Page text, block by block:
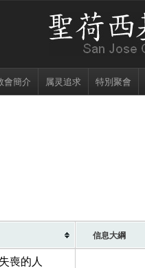
會簡介 属灵追求 特別聚會
信息大綱
喪的人